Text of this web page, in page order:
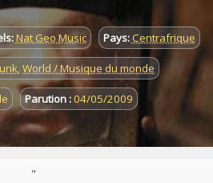
Nat Geo Music Pays:Centrafrique
,World / Musique du monde
Parution :04/05/2009
"